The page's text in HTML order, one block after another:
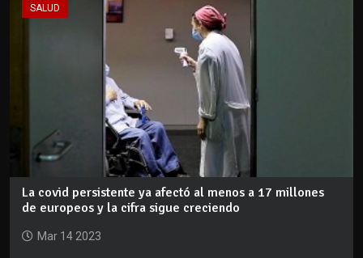
SALUD
La covid persistente ya afectó al menos a 17 millones
de europeos y la cifra sigue creciendo
Mar 14 2023